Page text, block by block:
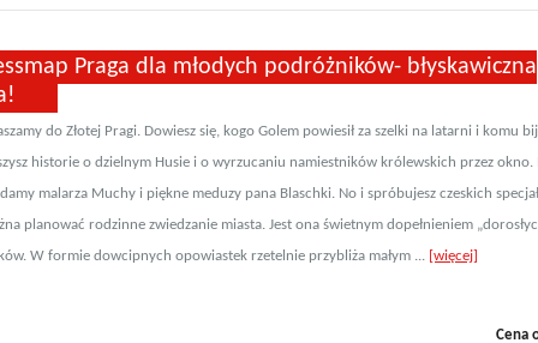
Praga dla młodych podróżników- błyskawiczna
do Złotej Pragi. Dowiesz się, kogo Golem powiesił za szelki na latarni i komu
historie o dzielnym Husie i o wyrzucaniu namiestników królewskich przez okno.
malarza Muchy i piękne meduzy pana Blaschki. No i spróbujesz czeskich
planować rodzinne zwiedzanie miasta. Jest ona świetnym dopełnieniem
W formie dowcipnych opowiastek rzetelnie przybliża małym ... [więcej]
Cena